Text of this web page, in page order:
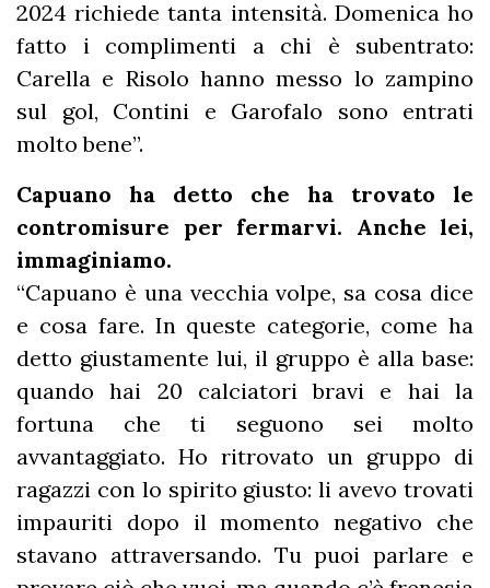
2024 richiede tanta intensità. Domenica ho
fatto i complimenti a chi è subentrato:
Carella e Risolo hanno messo lo zampino
sul gol, Contini e Garofalo sono entrati
molto bene”.
Capuano ha detto che ha trovato le
contromisure per fermarvi. Anche lei,
immaginiamo.
“Capuano è una vecchia volpe, sa cosa dice
e cosa fare. In queste categorie, come ha
detto giustamente lui, il gruppo è alla base:
quando hai 20 calciatori bravi e hai la
fortuna che ti seguono sei molto
avvantaggiato. Ho ritrovato un gruppo di
ragazzi con lo spirito giusto: li avevo trovati
impauriti dopo il momento negativo che
stavano attraversando. Tu puoi parlare e